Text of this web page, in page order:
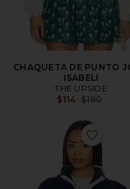
CHAQUETA DE PUNTO
ISABELI
THE UPSIDE
$114 Previous
$190
Favorite